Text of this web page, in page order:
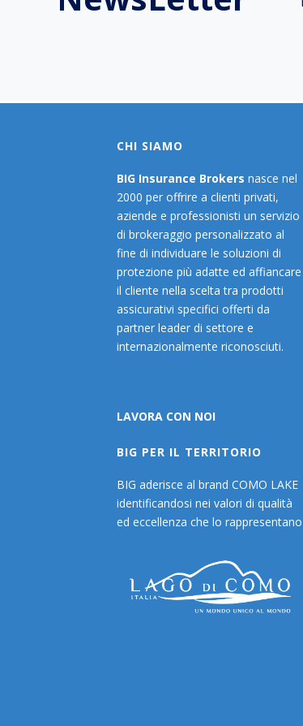
CHI SIAMO
BIG Insurance Brokers nasce nel
2000 per offrire a clienti privati,
aziende e professionisti un servizio
di brokeraggio personalizzato al
fine di individuare le soluzioni di
protezione più adatte ed affiancare
il cliente nella scelta tra prodotti
assicurativi specifici offerti da
partner leader di settore e
internazionalmente riconosciuti.
LAVORA CON NOI
BIG PER IL TERRITORIO
BIG aderisce al brand COMO LAKE
identificandosi nei valori di qualità
ed eccellenza che lo rappresentano